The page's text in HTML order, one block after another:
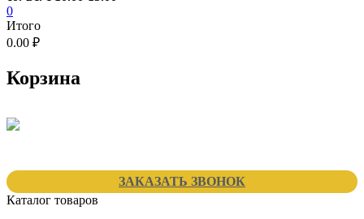
0
Итого
0.00 ₽
Корзина
ЗАКАЗАТЬ ЗВОНОК
Каталог товаров